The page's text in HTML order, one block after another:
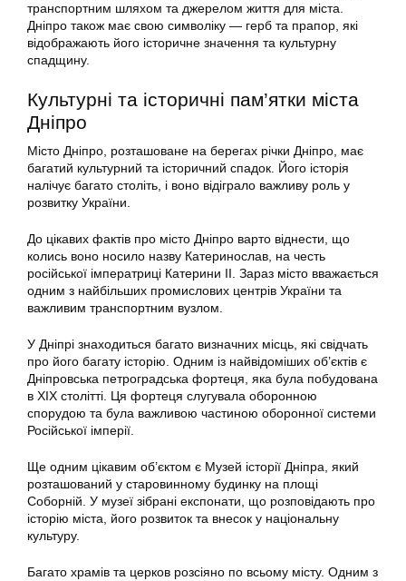
транспортним шляхом та джерелом життя для міста.
Дніпро також має свою символіку — герб та прапор, які
відображають його історичне значення та культурну
спадщину.
Культурні та історичні пам’ятки міста
Дніпро
Місто Дніпро, розташоване на берегах річки Дніпро, має
багатий культурний та історичний спадок. Його історія
налічує багато століть, і воно відіграло важливу роль у
розвитку України.
До цікавих фактів про місто Дніпро варто віднести, що
колись воно носило назву Катеринослав, на честь
російської імператриці Катерини II. Зараз місто вважається
одним з найбільших промислових центрів України та
важливим транспортним вузлом.
У Дніпрі знаходиться багато визначних місць, які свідчать
про його багату історію. Одним із найвідоміших об’єктів є
Дніпровська петроградська фортеця, яка була побудована
в XIX столітті. Ця фортеця слугувала оборонною
спорудою та була важливою частиною оборонної системи
Російської імперії.
Ще одним цікавим об’єктом є Музей історії Дніпра, який
розташований у старовинному будинку на площі
Соборній. У музеї зібрані експонати, що розповідають про
історію міста, його розвиток та внесок у національну
культуру.
Багато храмів та церков розсіяно по всьому місту. Одним з